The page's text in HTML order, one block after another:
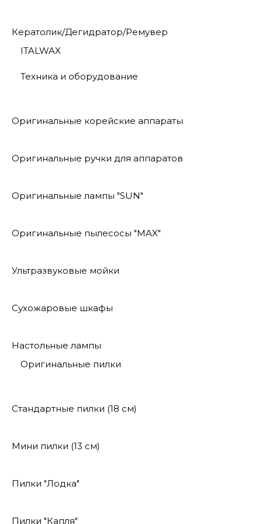
Кератолик/Дегидратор/Ремувер
ITALWAX
Техника и оборудование
Оригинальные корейские аппараты
Оригинальные ручки для аппаратов
Оригинальные лампы "SUN"
Оригинальные пылесосы "MAX"
Ультразвуковые мойки
Сухожаровые шкафы
Настольные лампы
Оригинальные пилки
Стандартные пилки (18 см)
Мини пилки (13 см)
Пилки "Лодка"
Пилки "Капля"